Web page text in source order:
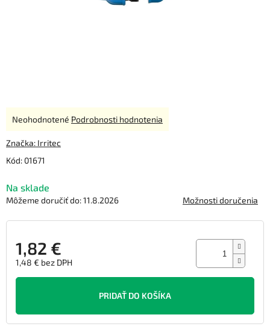
Kód: 01671
Na sklade
Môžeme doručiť do:11.8.2026 Možnosti doručenia
1,82 €
1,48 € bez DPH
Jednotková
PRIDAŤ DO KOŠÍKA
Priemerné
produktu
0,0
5
hviezdičiek.
Neohodnotené Podrobnosti hodnotenia
Značka: Irritec